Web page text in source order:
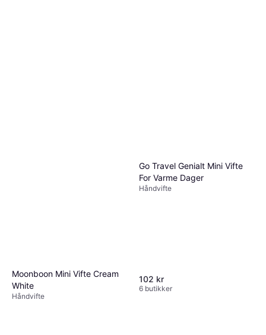
Moonboon Mini Vifte Cream
White
Håndvifte
Go Travel Genialt Mini Vifte
For Varme Dager
Håndvifte
102 kr
6 butikker